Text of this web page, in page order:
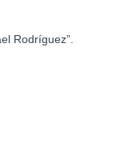
Rodríguez”.